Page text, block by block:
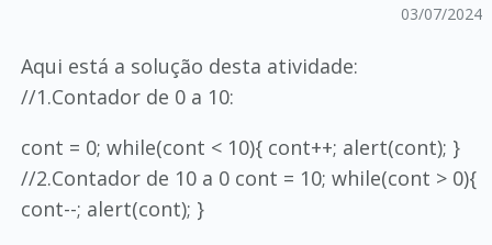
03/07/2024
Aqui está a solução desta atividade:
//1.Contador de 0 a 10:
cont = 0; while(cont < 10){ cont++; alert(cont); }
//2.Contador de 10 a 0 cont = 10; while(cont > 0){
cont--; alert(cont); }